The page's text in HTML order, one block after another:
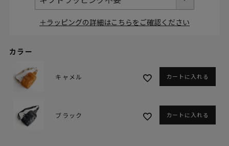
＋ラッピングの詳細はこちらをご確認ください
カラー
キャメル カートに入れる
ブラック カートに入れる